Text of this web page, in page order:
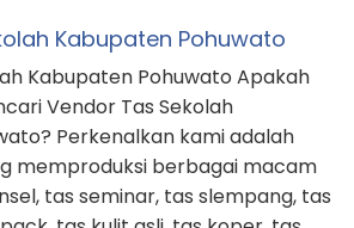
Kabupaten Pohuwato
Kabupaten Pohuwato Apakah
Vendor Tas Sekolah
Perkenalkan kami adalah
memproduksi berbagai macam
tas seminar, tas slempang, tas